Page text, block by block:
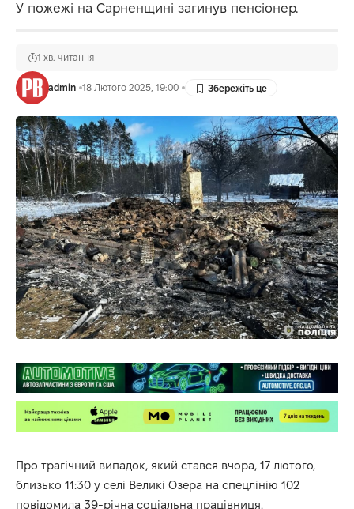
У пожежі на Сарненщині загинув пенсіонер.
admin 18 Лютого 2025, 19:00
1 хв. читання
Про трагічний випадок, який стався вчора, 17 лютого,
близько 11:30 у селі Великі Озера на спецлінію 102
повідомила 39-річна соціальна працівниця.